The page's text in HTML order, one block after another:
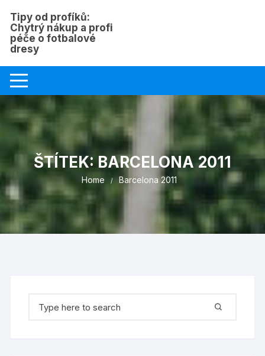
content
Tipy od profíků:
Chytrý nákup a profi
péče o fotbalové
dresy
ŠTÍTEK:BARCELONA 2011
Home Barcelona 2011
for: